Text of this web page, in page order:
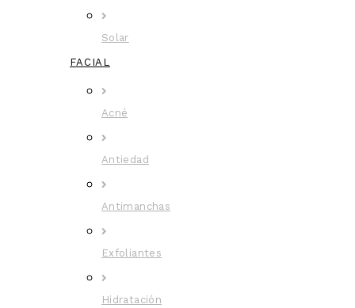
Solar
FACIAL
Acné
Antiedad
Antimanchas
Exfoliantes
Hidratación